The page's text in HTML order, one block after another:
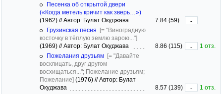
Песенка об открытой двери
(«Когда метель кричит как зверь…»)
(1962) //Автор: Булат Окуджава 7.84 (59)
-
Грузинская песня [= "Виноградную
косточку в тёплую землю зарою..."]
(1969) //Автор: Булат Окуджава 8.86 (115) -
1 отз.
Пожелания друзьям [= "Давайте
восклицать, друг другом
восхищаться..."; Пожелание друзьям;
Пожелание] (1976) //Автор: Булат
Окуджава
8.57 (139) -
1 отз.